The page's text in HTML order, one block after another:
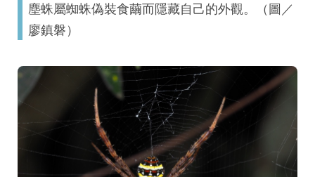
塵蛛屬蜘蛛偽裝食繭而隱藏自己的外觀。（圖／
廖鎮磐）